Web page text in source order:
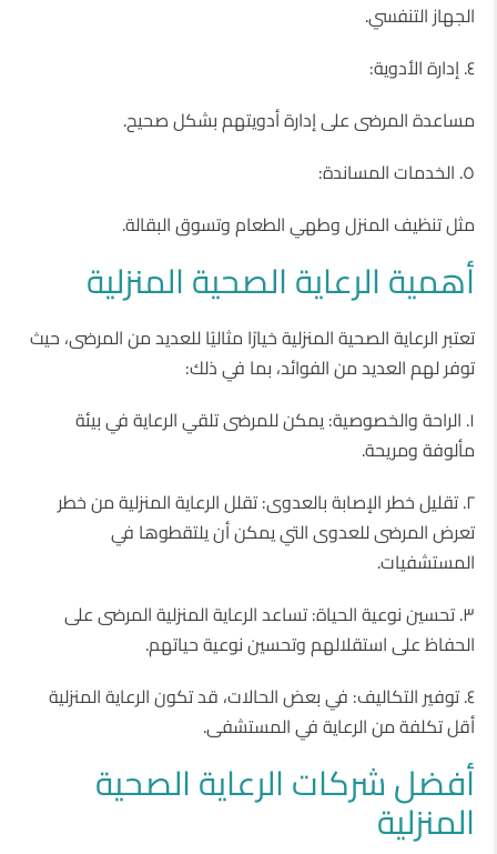
الجهاز التنفسي.
٤. إدارة الأدوية:
مساعدة المرضى على إدارة أدويتهم بشكل صحيح.
٥. الخدمات المساندة:
مثل تنظيف المنزل وطهي الطعام وتسوق البقالة.
أهمية الرعاية الصحية المنزلية
تعتبر الرعاية الصحية المنزلية خيارًا مثاليًا للعديد من المرضى، حيث
توفر لهم العديد من الفوائد، بما في ذلك:
١. الراحة والخصوصية: يمكن للمرضى تلقي الرعاية في بيئة
مألوفة ومريحة.
٢. تقليل خطر الإصابة بالعدوى: تقلل الرعاية المنزلية من خطر
تعرض المرضى للعدوى التي يمكن أن يلتقطوها في
المستشفيات.
٣. تحسين نوعية الحياة: تساعد الرعاية المنزلية المرضى على
الحفاظ على استقلالهم وتحسين نوعية حياتهم.
٤. توفير التكاليف: في بعض الحالات، قد تكون الرعاية المنزلية
أقل تكلفة من الرعاية في المستشفى.
أفضل شركات الرعاية الصحية
المنزلية